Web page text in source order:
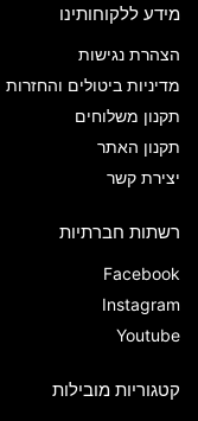
מידע ללקוחותינו
הצהרת נגישות
מדיניות ביטולים והחזרות
תקנון משלוחים
תקנון האתר
יצירת קשר
רשתות חברתיות
Facebook
Instagram
Youtube
קטגוריות מובילות